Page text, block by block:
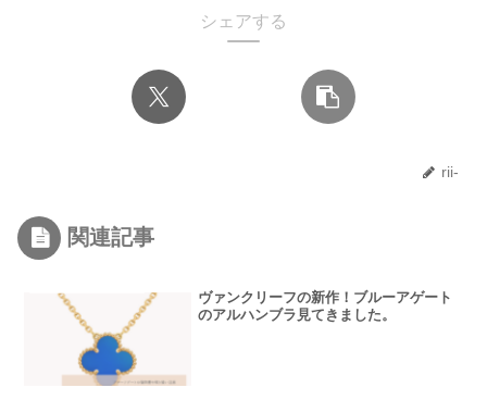
シェアする
rii-
関連記事
ヴァンクリーフの新作！ブルーアゲート
のアルハンブラ見てきました。